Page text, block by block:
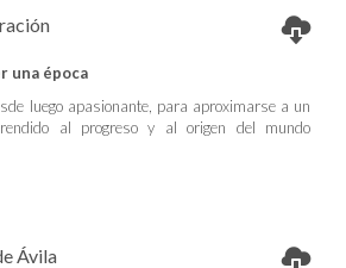
una época
luego apasionante, para aproximarse a un
al progreso y al origen del mundo
Ávila